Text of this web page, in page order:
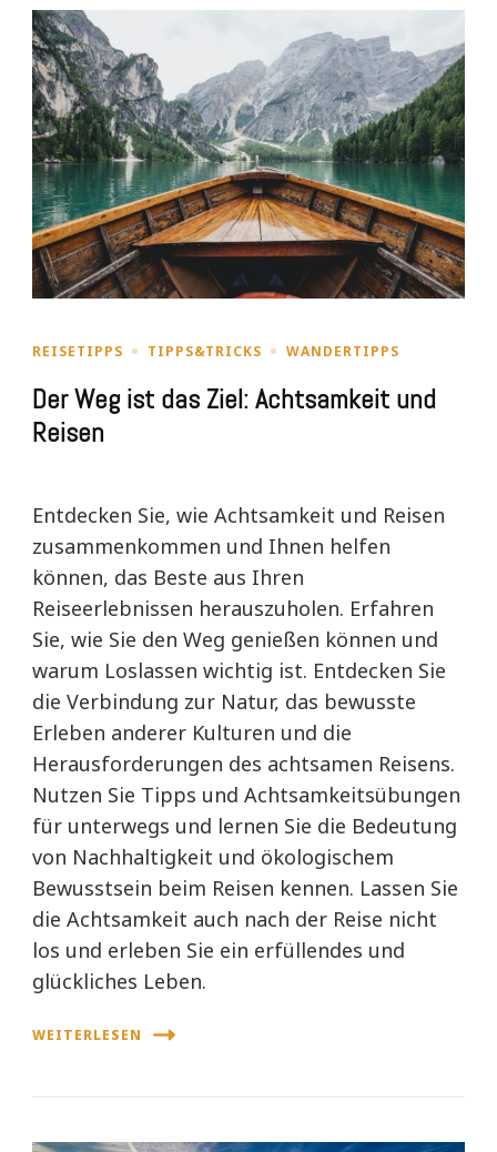
REISETIPPS TIPPS&TRICKS WANDERTIPPS
Der Weg ist das Ziel: Achtsamkeit und
Reisen
Entdecken Sie, wie Achtsamkeit und Reisen
zusammenkommen und Ihnen helfen
können, das Beste aus Ihren
Reiseerlebnissen herauszuholen. Erfahren
Sie, wie Sie den Weg genießen können und
warum Loslassen wichtig ist. Entdecken Sie
die Verbindung zur Natur, das bewusste
Erleben anderer Kulturen und die
Herausforderungen des achtsamen Reisens.
Nutzen Sie Tipps und Achtsamkeitsübungen
für unterwegs und lernen Sie die Bedeutung
von Nachhaltigkeit und ökologischem
Bewusstsein beim Reisen kennen. Lassen Sie
die Achtsamkeit auch nach der Reise nicht
los und erleben Sie ein erfüllendes und
glückliches Leben.
WEITERLESEN